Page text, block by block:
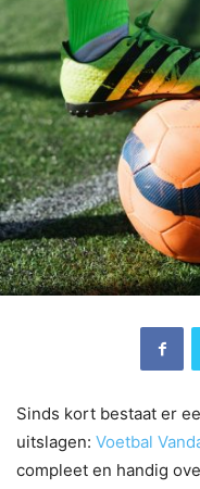
Sinds kort bestaat er
uitslagen: Voetbal
compleet en handig